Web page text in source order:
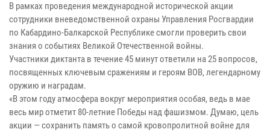
В рамках проведения международной исторической акции
сотрудники вневедомственной охраны Управления Росгвардии
по Кабардино-Балкарской Республике смогли проверить свои
знания о событиях Великой Отечественной войны.
Участники диктанта в течение 45 минут ответили на 25 вопросов,
посвященных ключевым сражениям и героям ВОВ, легендарному
оружию и наградам.
«В этом году атмосфера вокруг мероприятия особая, ведь в мае
весь мир отметит 80-летние Победы над фашизмом. Думаю, цель
акции — сохранить память о самой кровопролитной войне для